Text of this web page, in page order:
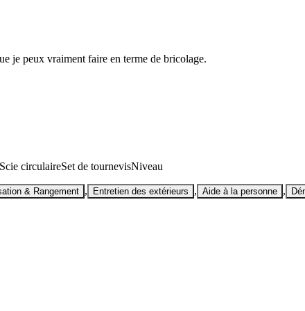
je peux vraiment faire en terme de bricolage.
Scie circulaireSet de tournevisNiveau
& Rangement , Entretien des extérieurs , Aide à la personne ,